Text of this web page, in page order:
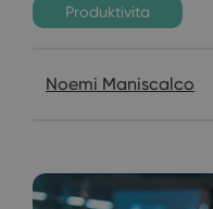
Produktivita
Noemi Maniscalco